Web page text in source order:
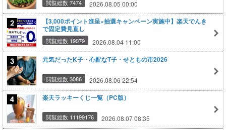
閲覧総数 7474 2026.08.05 00:00
【3,000ポイント進呈×抽選キャンペーン実施中】楽天でんき
で固定費見直し
閲覧総数 19079 2026.08.04 11:00
元気だったK子・心配なT子・せともの市2026
閲覧総数 3086 2026.08.06 22:54
楽天ラッキーくじ一覧（PC版）
閲覧総数 11199176 2026.08.07 08:35